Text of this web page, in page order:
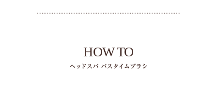
HOW TO